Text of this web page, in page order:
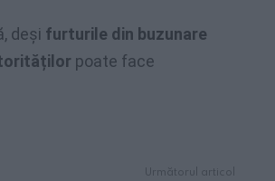
deși furturile din buzunare
poate face
Următorul articol